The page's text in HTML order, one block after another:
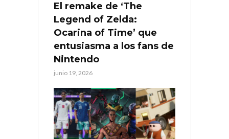
El remake de ‘The
Legend of Zelda:
Ocarina of Time’ que
entusiasma a los fans de
Nintendo
junio 19, 2026